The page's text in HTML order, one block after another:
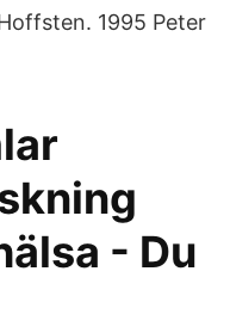
1995 Peter
- Du